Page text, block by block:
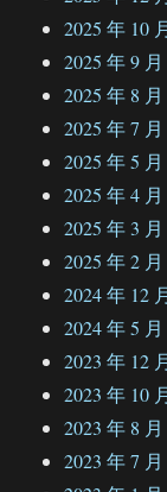
2025 年 10
2025 年 9 月
2025 年 8 月
2025 年 7 月
2025 年 5 月
2025 年 4 月
2025 年 3 月
2025 年 2 月
2024 年 12
2024 年 5 月
2023 年 12
2023 年 10
2023 年 8 月
2023 年 7 月